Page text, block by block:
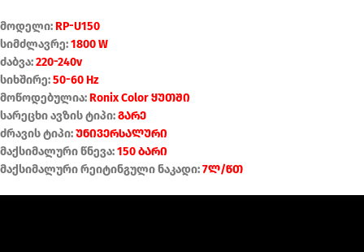
მოდელი:RP-U150
სიმძლავრე:1800 W
ძაბვა:220-240v
სიხშირე:50-60 Hz
მოწოდებულია:Ronix Color ყუთში
სარეცხი ავზის ტიპი:გარე
ძრავის ტიპი:უნივერსალური
მაქსიმალური წნევა:150 ბარი
მაქსიმალური რეიტინგული ნაკადი:7ლ/წთ